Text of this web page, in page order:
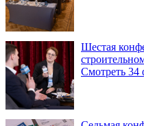
Шестая
Смотреть 34